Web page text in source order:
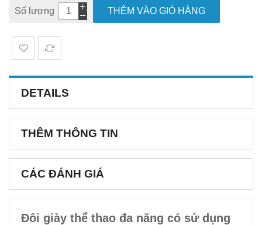
Số lượng THÊM VÀO GIỎ HÀNG
DETAILS
THÊM THÔNG TIN
CÁC ĐÁNH GIÁ
Đôi giày thể thao đa năng có sử dụng